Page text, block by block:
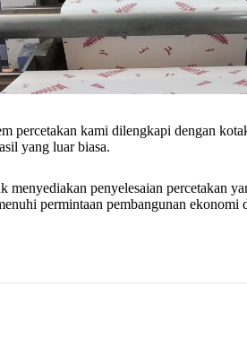
percetakan kami dilengkapi dengan
yang luar biasa.
menyediakan penyelesaian percetakan
permintaan pembangunan